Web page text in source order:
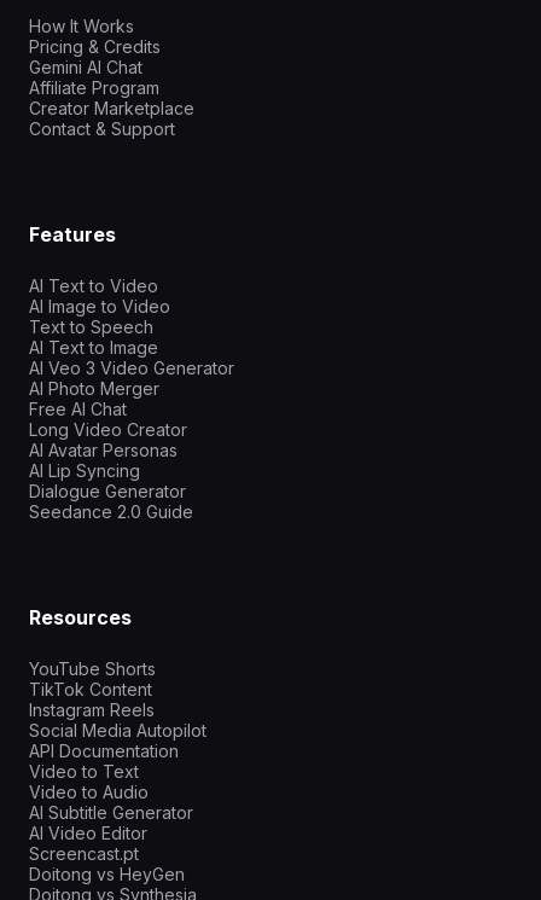
How It Works
Pricing & Credits
Gemini AI Chat
Affiliate Program
Creator Marketplace
Contact & Support
Features
AI Text to Video
AI Image to Video
Text to Speech
AI Text to Image
AI Veo 3 Video Generator
AI Photo Merger
Free AI Chat
Long Video Creator
AI Avatar Personas
AI Lip Syncing
Dialogue Generator
Seedance 2.0 Guide
Resources
YouTube Shorts
TikTok Content
Instagram Reels
Social Media Autopilot
API Documentation
Video to Text
Video to Audio
AI Subtitle Generator
AI Video Editor
Screencast.pt
Doitong vs HeyGen
Doitong vs Synthesia